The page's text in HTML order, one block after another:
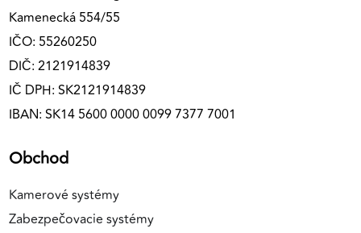
Kamenecká 554/55
IČO: 55260250
DIČ: 2121914839
IČ DPH: SK2121914839
IBAN: SK14 5600 0000 0099 7377 7001
Obchod
Kamerové systémy
Zabezpečovacie systémy